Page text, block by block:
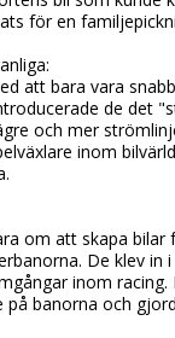
för en
att bara vara
de det
och mer
inom
om att skapa bilar
De klev in i
inom racing.
på banorna och